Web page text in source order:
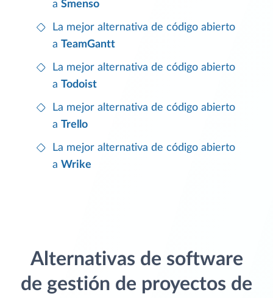
a Smenso
La mejor alternativa de código abierto
a TeamGantt
La mejor alternativa de código abierto
a Todoist
La mejor alternativa de código abierto
a Trello
La mejor alternativa de código abierto
a Wrike
Alternativas de software
de gestión de proyectos de